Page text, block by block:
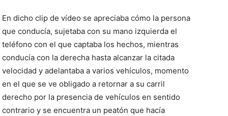
En dicho clip de vídeo se apreciaba cómo la persona
que conducía, sujetaba con su mano izquierda el
teléfono con el que captaba los hechos, mientras
conducía con la derecha hasta alcanzar la citada
velocidad y adelantaba a varios vehículos, momento
en el que se ve obligado a retornar a su carril
derecho por la presencia de vehículos en sentido
contrario y se encuentra un peatón que hacía